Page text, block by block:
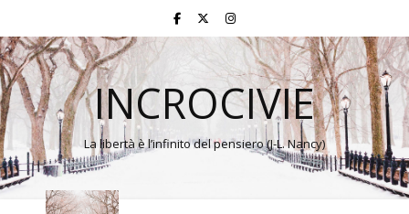
INCROCIVIE
La libertà è l’infinito del pensiero (J-L. Nancy)